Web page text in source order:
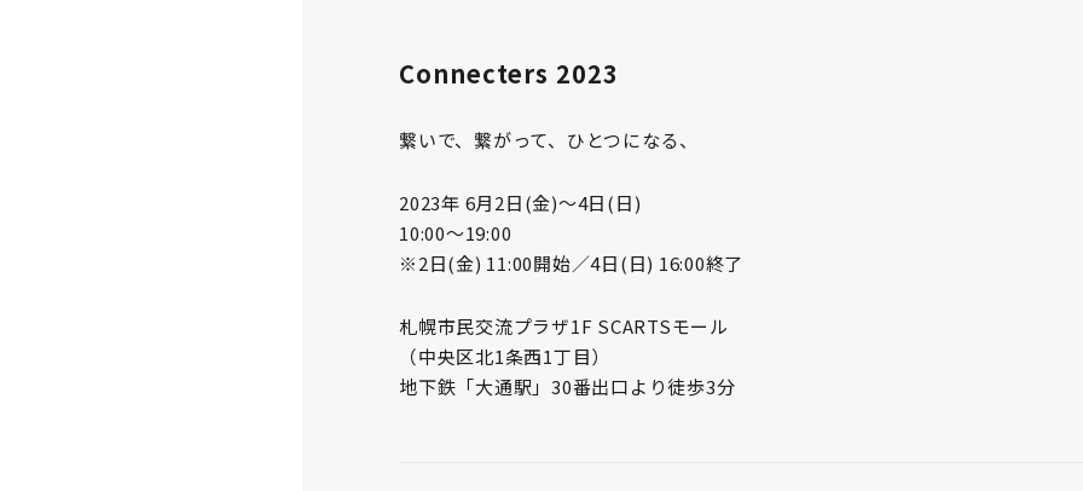
Connecters 2023
繋いで、繋がって、ひとつになる、
2023年 6月2日(金)～4日(日)
10:00～19:00
※2日(金) 11:00開始／4日(日) 16:00終了
札幌市民交流プラザ1F SCARTSモール
（中央区北1条西1丁目）
地下鉄「大通駅」30番出口より徒歩3分